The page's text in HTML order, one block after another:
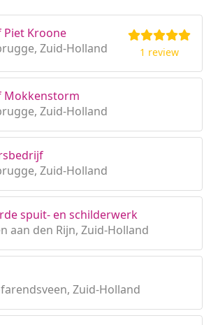
Kroone
Zuid-Holland
1 review
Mokkenstorm
Zuid-Holland
Zuid-Holland
spuit- en schilderwerk
aan den Rijn, Zuid-Holland
Zuid-Holland